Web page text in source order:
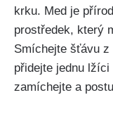
krku. Med⁣ je
⁤prostředek,⁢ který
Smíchejte​ šťávu z
přidejte jednu​ lžíci
zamíchejte ​a⁤